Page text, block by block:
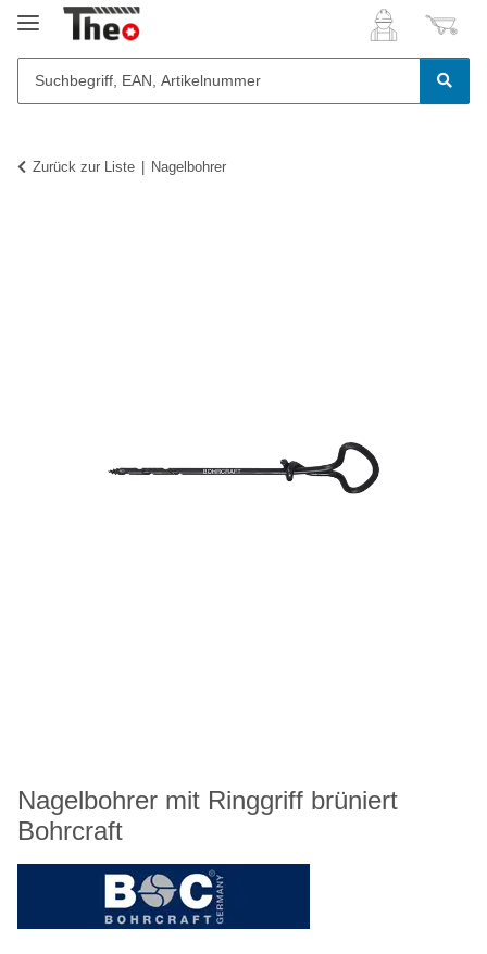
Zurück zur Liste Nagelbohrer
Nagelbohrer mit Ringgriff brüniert
Bohrcraft